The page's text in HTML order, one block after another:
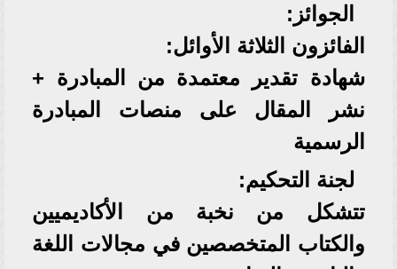
الجوائز:
الفائزون الثلاثة الأوائل:
شهادة تقدير معتمدة من المبادرة +
نشر المقال على منصات المبادرة
الرسمية
لجنة التحكيم:
تتشكل من نخبة من الأكاديميين
والكتاب المتخصصين في مجالات اللغة